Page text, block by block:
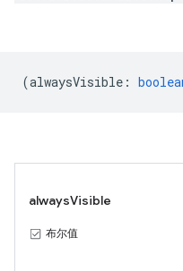
(alwaysVisible :
alwaysVisible
布尔值